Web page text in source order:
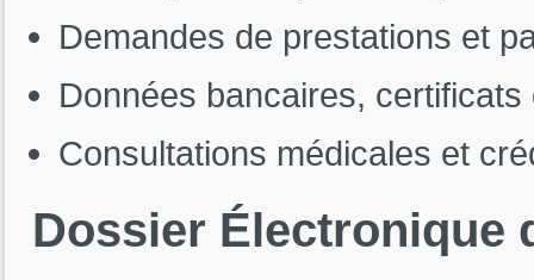
Demandes de prestations et
Données bancaires, certificats
Consultations médicales et
Dossier Électronique